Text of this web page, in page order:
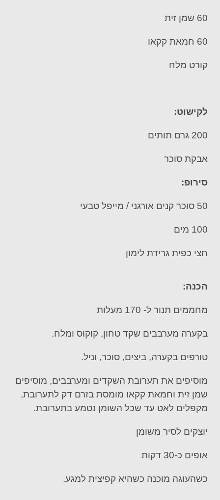
60 שמן זית
60 חמאת קקאו
קורט מלח
לקישוט:
200 גרם תותים
אבקת סוכר
סירופ:
50 סוכר קנים אורגני / מייפל טבעי
100 מים
חצי כפית גרידת לימון
הכנה:
מחממים תנור ל- 170 מעלות
בקערה מערבבים שקד טחון, קוקוס ומלח.
טורפים בקערה, ביצים, סוכר, וניל.
מוסיפים את תערובת השקדים ומערבבים, מוסיפים
שמן זית וחמאת קקאו מומסת בזרם דק לתערובת,
מקפלים לאט עד שכל השומן נטמע בתערובת.
יוצקים לסיר משומן
אופים כ-30 דקות
כשהעוגה מוכנה כשהיא קפיצית למגע.